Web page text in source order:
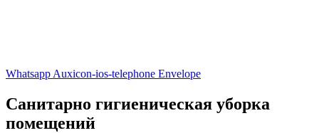
Whatsapp Auxicon-ios-telephone Envelope
Санитарно гигиеническая уборка
помещений